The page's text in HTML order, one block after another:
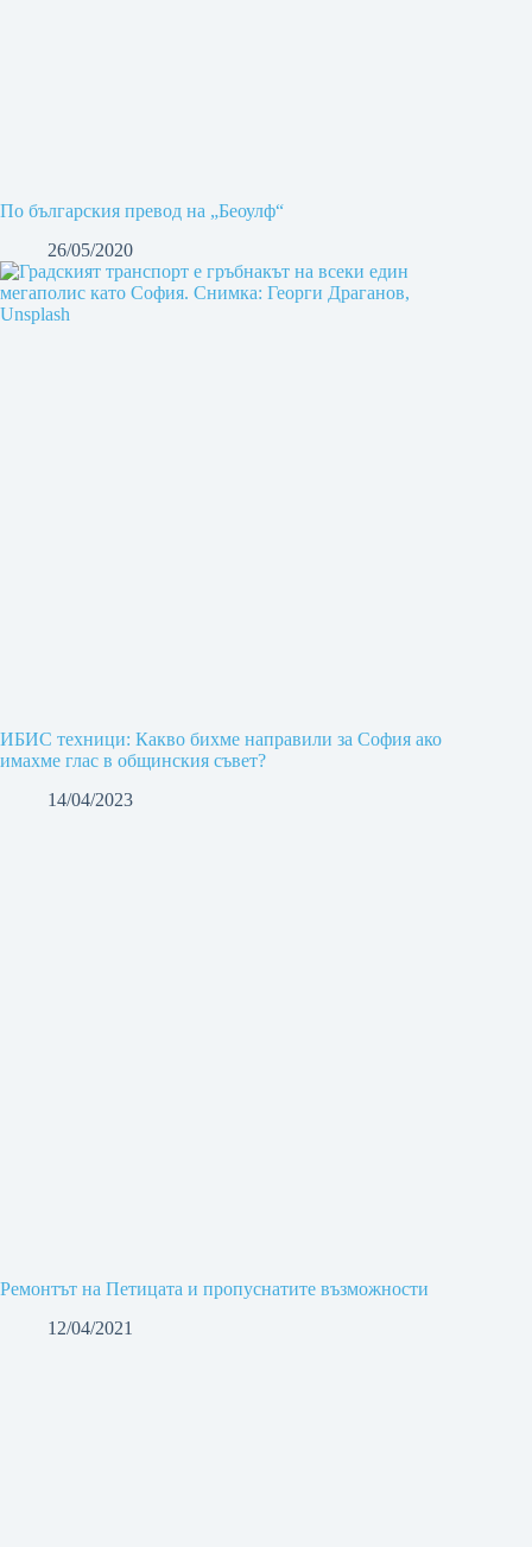
По българския превод на „Беоулф“
26/05/2020
ИБИС техници: Какво бихме направили за София ако
имахме глас в общинския съвет?
14/04/2023
Ремонтът на Петицата и пропуснатите възможности
12/04/2021